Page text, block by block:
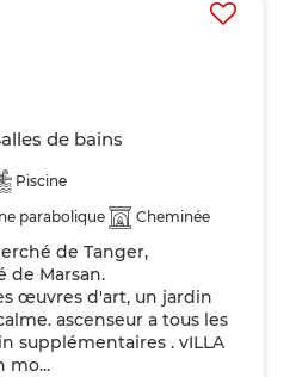
de bains
Piscine
parabolique
Cheminée
blindée
Cuisine équipée
de Tanger,
de Marsan.
œuvres d'art, un jardin
ascenseur a tous les
supplémentaires . vILLA
mo...